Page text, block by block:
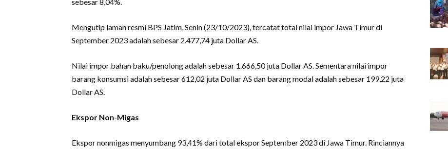
sebesar 8,04%.
Mengutip laman resmi BPS Jatim, Senin (23/10/2023), tercatat total nilai impor Jawa Timur di
September 2023 adalah sebesar 2.477,74 juta Dollar AS.
Nilai impor bahan baku/penolong adalah sebesar 1.666,50 juta Dollar AS. Sementara nilai impor
barang konsumsi adalah sebesar 612,02 juta Dollar AS dan barang modal adalah sebesar 199,22 juta
Dollar AS.
Ekspor Non-Migas
Ekspor nonmigas menyumbang 93,41% dari total ekspor September 2023 di Jawa Timur. Rinciannya